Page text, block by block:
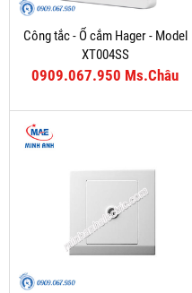
Công tắc - Ổ cắm Hager - Model
XT004SS
0909.067.950 Ms.Châu